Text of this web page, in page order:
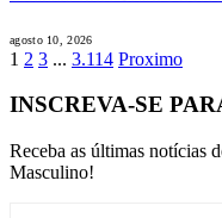
agosto 10, 2026
1 2 3 ... 3.114 Proximo
INSCREVA-SE
Receba as últimas notícias
Masculino!